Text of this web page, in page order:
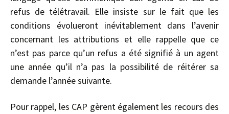
refus de télétravail. Elle insiste sur le fait que les
conditions évolueront inévitablement dans l’avenir
concernant les attributions et elle rappelle que ce
n’est pas parce qu’un refus a été signifié à un agent
une année qu’il n’a pas la possibilité de réitérer sa
demande l’année suivante.
Pour rappel, les CAP gèrent également les recours des